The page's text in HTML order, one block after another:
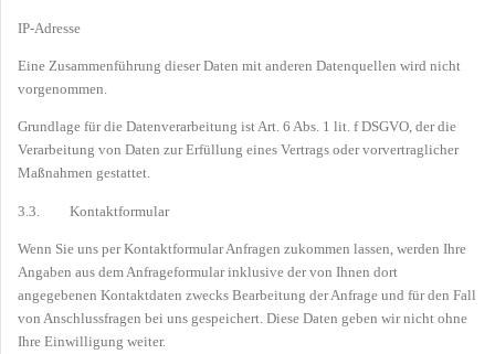
IP-Adresse
Eine Zusammenführung dieser Daten mit anderen Datenquellen wird nicht
vorgenommen.
Grundlage für die Datenverarbeitung ist Art. 6 Abs. 1 lit. f DSGVO, der die
Verarbeitung von Daten zur Erfüllung eines Vertrags oder vorvertraglicher
Maßnahmen gestattet.
3.3. Kontaktformular
Wenn Sie uns per Kontaktformular Anfragen zukommen lassen, werden Ihre
Angaben aus dem Anfrageformular inklusive der von Ihnen dort
angegebenen Kontaktdaten zwecks Bearbeitung der Anfrage und für den Fall
von Anschlussfragen bei uns gespeichert. Diese Daten geben wir nicht ohne
Ihre Einwilligung weiter.